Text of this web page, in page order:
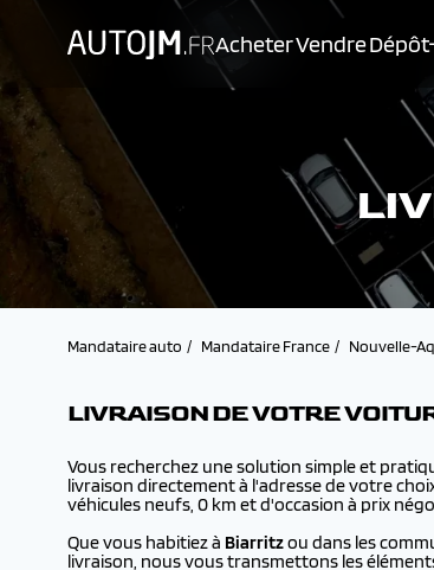
AcheterVendre
Mandataire auto Mandataire France Nouvelle-
LIVRAISON DE VOTRE
Vous recherchez une solution simple et
livraison directement à l'adresse de votre
véhicules neufs, 0 km et d'occasion à prix
Que vous habitiez à Biarritzou dans les
livraison, nous vous transmettons les